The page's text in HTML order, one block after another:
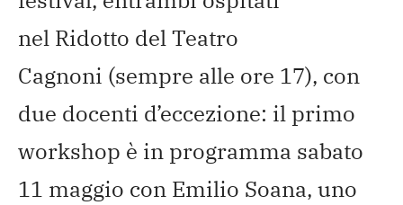
nel Ridotto del Teatro
Cagnoni (sempre alle ore 17), con
due docenti d’eccezione: il primo
workshop è in programma sabato
11 maggio con Emilio Soana, uno